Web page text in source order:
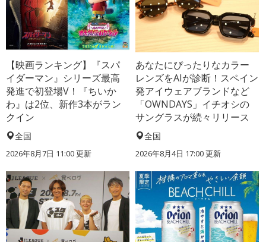
【映画ランキング】『スパ
イダーマン』シリーズ最高
発進で初登場V！『ちいか
わ』は2位、新作3本がラン
クイン
全国
2026年8月7日 11:00更新
あなたにぴったりなカラー
レンズをAIが診断！スペイン
発アイウェアブランドなど
「OWNDAYS」イチオシの
サングラスが続々リリース
全国
2026年8月4日 17:00更新